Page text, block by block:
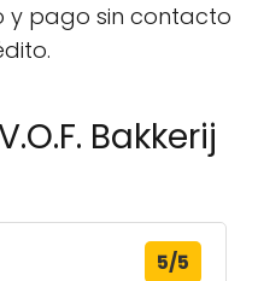
y pago sin contacto
Bakkerij
5/5